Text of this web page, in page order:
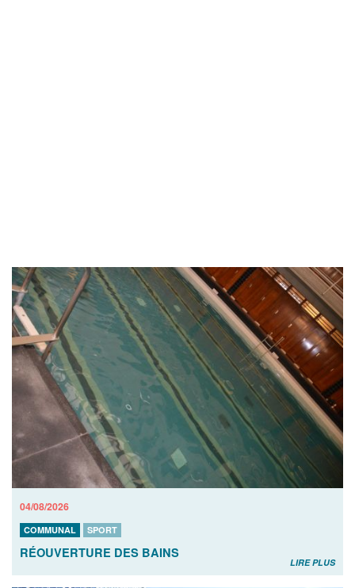
04/08/2026
COMMUNAL SPORT
RÉOUVERTURE DES BAINS
LIRE PLUS